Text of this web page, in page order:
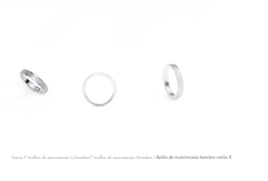
Inicio / Anillos de matrimonio Colombia / Anillos de matrimonio Hombre / Anillo de matrimonio hombre estilo X